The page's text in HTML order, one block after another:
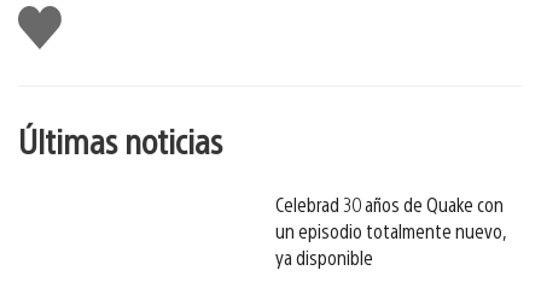
Me
gusta
Últimas noticias
Celebrad 30 años de Quake con
un episodio totalmente nuevo,
ya disponible